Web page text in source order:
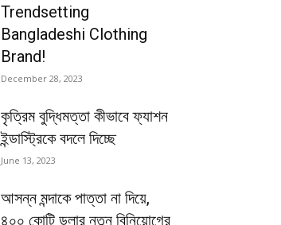
Trendsetting
Bangladeshi Clothing
Brand!
December 28, 2023
কৃত্রিম বুদ্ধিমত্তা কীভাবে ফ্যাশন
ইন্ডাস্ট্রিকে বদলে দিচ্ছে
June 13, 2023
আসন্ন মন্দাকে পাত্তা না দিয়ে,
৪০০ কোটি ডলার নতুন বিনিয়োগের